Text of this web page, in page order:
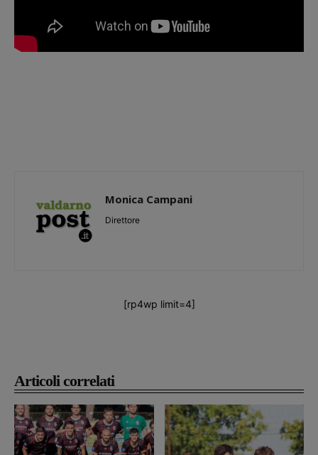
Articoli correlati
Monica Campani
Direttore
[rp4wp limit=4]